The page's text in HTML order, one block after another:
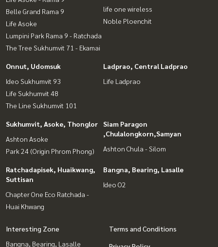
Belle Grand Rama 9
Life Asoke
Lumpini Park Rama 9 - Ratchada
The Tree Sukhumvit 71 - Ekamai
life one wireless
Noble Ploenchit
Onnut, Udomsuk
Ideo Sukhumvit 93
Life Sukhumvit 48
The Line Sukhumvit 101
Ladprao, Central Ladprao
Life Ladprao
Sukhumvit, Asoke, Thonglor
Ashton Asoke
Park 24 (Origin Phrom Phong)
Siam Paragon
,Chulalongkorn,Samyan
Ashton Chula - Silom
Ratchadapisek, Huaikwang,
Suttisan
Chapter One Eco Ratchada -
Huai Khwang
Bangna, Bearing, Lasalle
Ideo O2
Interesting Zone
Bangna, Bearing, Lasalle
Terms and Conditions